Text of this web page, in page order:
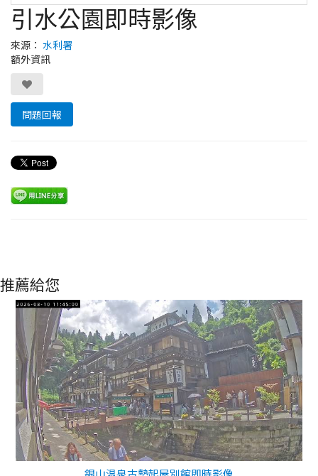
引水公園即時影像
來源： 水利署
額外資訊
問題回報
推薦給您